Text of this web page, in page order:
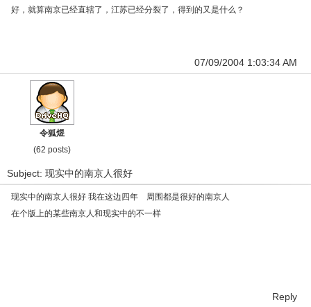
好，就算南京已经直辖了，江苏已经分裂了，得到的又是什么？
07/09/2004 1:03:34 AM
令狐煜
(62 posts)
Subject: 现实中的南京人很好
现实中的南京人很好 我在这边四年 周围都是很好的南京人
在个版上的某些南京人和现实中的不一样
Reply